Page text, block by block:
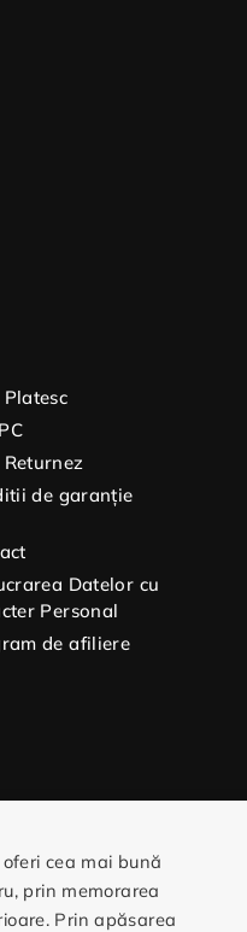
Platesc
Returnez
de garanție
Datelor cu
Personal
de afiliere
cea mai bună
prin memorarea
Prin apăsarea